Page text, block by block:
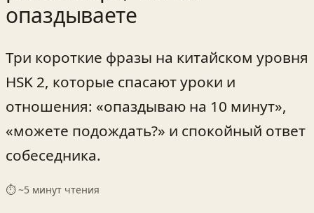
опаздываете
Три короткие фразы на китайском уровня
HSK 2, которые спасают уроки и
отношения: «опаздываю на 10 минут»,
«можете подождать?» и спокойный ответ
собеседника.
⏱ ~5 минут чтения